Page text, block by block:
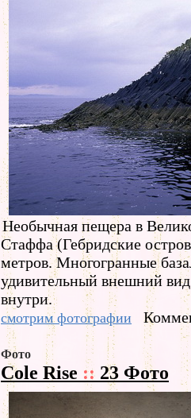
Необычная пещера в
Стаффа (Гебридские
метров. Многогранные
удивительный внешний
внутри.
смотрим фотографии
Фото
Cole Rise :: 23 Фото